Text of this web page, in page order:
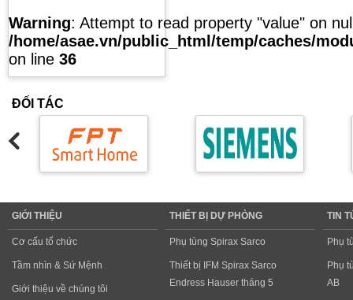
Warning: Attempt to read property "value" on
/home/asae.vn/public_html/temp/caches/
on line 36
ĐỐI TÁC
GIỚI THIỆU
Cơ cấu tổ chức
Tầm nhìn & Sứ Mệnh
Giới thiệu về chúng tôi
THIẾT BỊ DỰ PHÒNG
Phụ tùng Spirax Sarco
Thiết bị IFM Spirax Sarco
Endress Hauser tháng 5
TIN
Phụ
Phụ
AB